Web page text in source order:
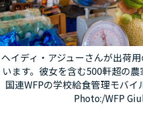
ヘイディ・アジューさんが出荷
います。彼女を含む500軒超の
国連WFPの学校給食管理モバイ
Photo:/WFP